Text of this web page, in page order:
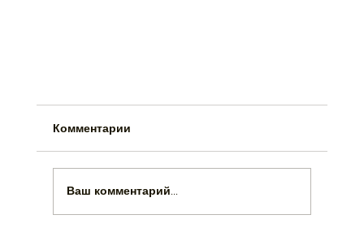
Комментарии
Ваш комментарий...